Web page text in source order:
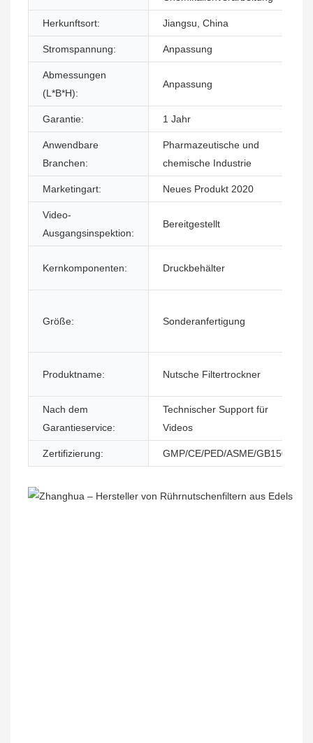
Herkunftsort: Jiangsu, China
Stromspannung: Anpassung
Abmessungen
(L*B*H):
Anpassung
Garantie: 1 Jahr
Anwendbare
Branchen:
Pharmazeutische und
chemische Industrie
Marketingart: Neues Produkt 2020
Video-
Ausgangsinspektion:
Bereitgestellt
Kernkomponenten: Druckbehälter
Größe: Sonderanfertigung
Produktname: Nutsche Filtertrockner
Nach dem
Garantieservice:
Technischer Support für
Videos
Zertifizierung: GMP/CE/PED/ASME/GB150